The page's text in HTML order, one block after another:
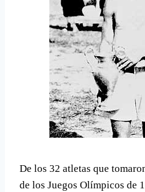
De los 32 atletas que
de los Juegos Olí­mpicos de